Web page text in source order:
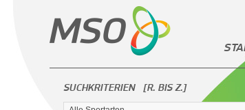
SUCHKRITERIEN [R. BIS Z.]